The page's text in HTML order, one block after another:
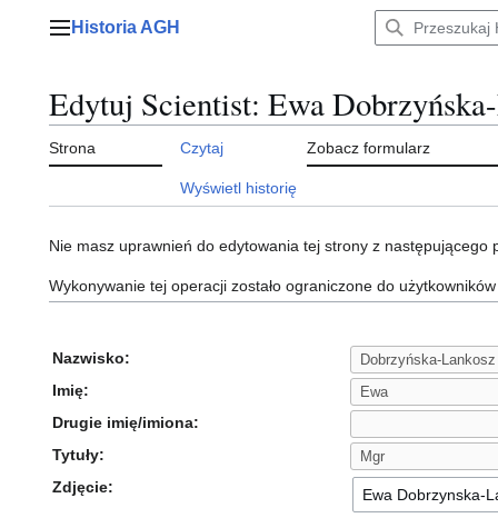
Menu główne
Historia AGH
Edytuj Scientist: Ewa
Strona Czytaj Zobacz formularz
Wyświetl historię
Nie masz uprawnień do edytowania tej strony z następującego
Wykonywanie tej operacji zostało ograniczone do
Nazwisko:
Imię:
Drugie imię/imiona:
Tytuły:
Zdjęcie: